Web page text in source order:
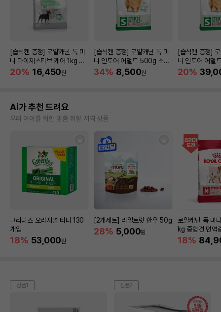
[습식캔 증정] 로얄캐닌 독 미
니 다이제스티브 케어 1kg 소
화도움
20% 16,450원
[습식캔 증정] 로얄캐닌 독 미
니 인도어 어덜트 500g 소화
기 건강
34% 8,500원
[습식캔 증정]
니 인도어 어덜
건강
20%
Ai가 추천 드려요
우리 아이를 위한 맞춤 취향 저격 상품
그리니즈 오리지널 티니 130
개입
18% 53,000원
[2개세트] 리얼트릿 한우 50g
28% 5,000원
로얄캐닌 독 미
kg 중형견 면역
18%
상품1 상품2